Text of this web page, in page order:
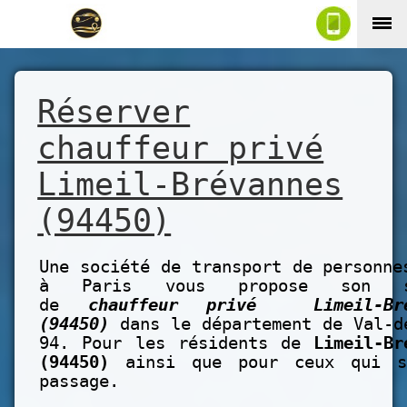
Réserver
chauffeur privé
Limeil-Brévannes
(94450)
Une société de transport de
à Paris vous propose son
de chauffeur privé Limeil-
(94450)
dans le département de Val-
94. Pour les résidents de
Limeil-
(94450)
ainsi que pour ceux qui
passage.